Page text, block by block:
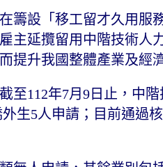
籌設「移工留才久用服
主延攬留用中階技術人
提升我國整體產業及經
至112年7月9日止，中
生5人申請；目前通過